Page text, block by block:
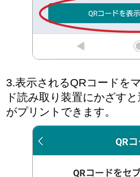
3.表示されるQRコードを
ド読み取り装置にかざす
がプリントできます。